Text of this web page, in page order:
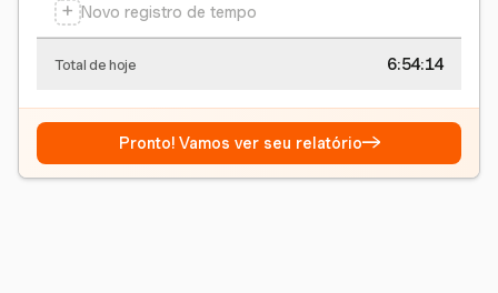
+ Novo registro de tempo
Total de hoje 6:54:15
Pronto! Vamos ver seu relatório→